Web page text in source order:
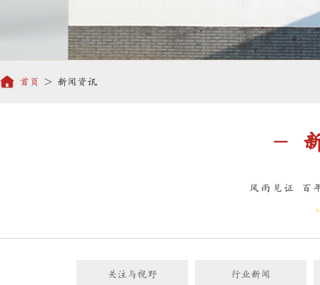
首页 > 新闻资讯
-
风雨见证 百
关注与视野 行业新闻